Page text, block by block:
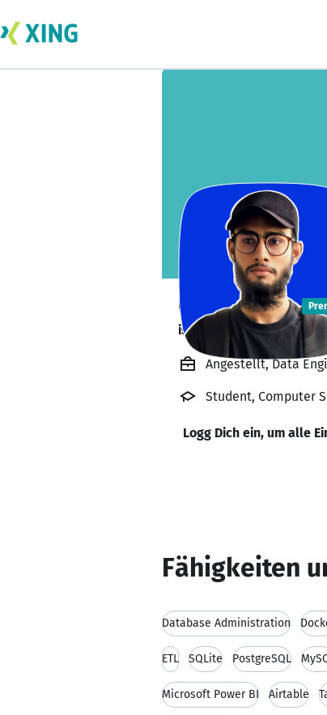
Owais Azad
is working from home. 🏡
Angestellt, Data
Student, Computer
Logg Dich ein, um alle
Fähigkeiten
Database Administration
ETL SQLite PostgreSQL
Microsoft Power BI Airtable